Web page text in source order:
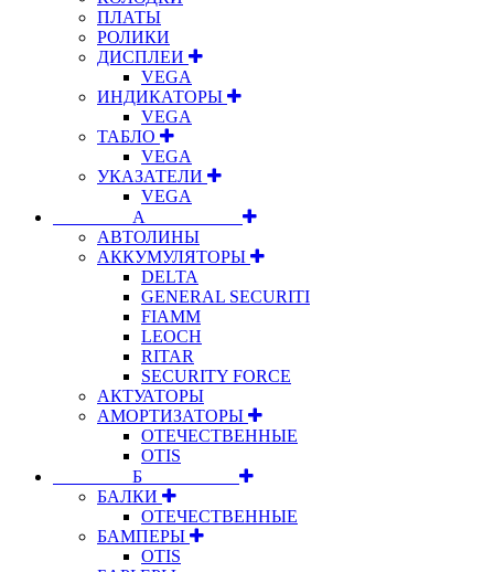
ПЛАТЫ
РОЛИКИ
ДИСПЛЕИ
VEGA
ИНДИКАТОРЫ
VEGA
ТАБЛО
VEGA
УКАЗАТЕЛИ
VEGA
⠀⠀⠀⠀⠀⠀А⠀⠀⠀⠀⠀⠀⠀
АВТОЛИНЫ
АККУМУЛЯТОРЫ
DELTA
GENERAL SECURITI
FIAMM
LEOCH
RITAR
SECURITY FORCE
АКТУАТОРЫ
АМОРТИЗАТОРЫ
ОТЕЧЕСТВЕННЫЕ
OTIS
⠀⠀⠀⠀⠀⠀Б⠀⠀⠀⠀⠀⠀⠀
БАЛКИ
ОТЕЧЕСТВЕННЫЕ
БАМПЕРЫ
OTIS